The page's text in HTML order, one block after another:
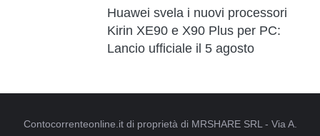
Huawei svela i nuovi processori
Kirin XE90 e X90 Plus per PC:
Lancio ufficiale il 5 agosto
Contocorrenteonline.it di proprietà di MRSHARE SRL - Via A.